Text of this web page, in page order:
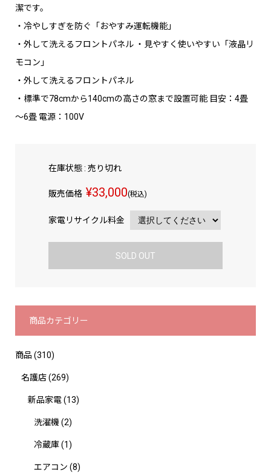
潔です。
・冷やしすぎを防ぐ「おやすみ運転機能」
・外して洗えるフロントパネル ・見やすく使いやすい「液晶リ
モコン」
・外して洗えるフロントパネル
・標準で78cmから140cmの高さの窓まで設置可能 目安：4畳
～6畳 電源：100V
在庫状態 : 売り切れ
販売価格 ¥33,000(税込)
家電リサイクル料金
SOLD OUT
商品カテゴリー
商品 (310)
名護店(269)
新品家電(13)
洗濯機(2)
冷蔵庫(1)
エアコン (8)